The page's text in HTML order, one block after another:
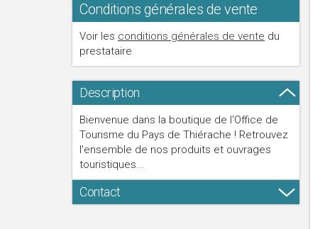
Conditions générales de vente
Voir les conditions générales de vente du
prestataire
Description
Bienvenue dans la boutique de l'Office de
Tourisme du Pays de Thiérache ! Retrouvez
l'ensemble de nos produits et ouvrages
touristiques...
Contact